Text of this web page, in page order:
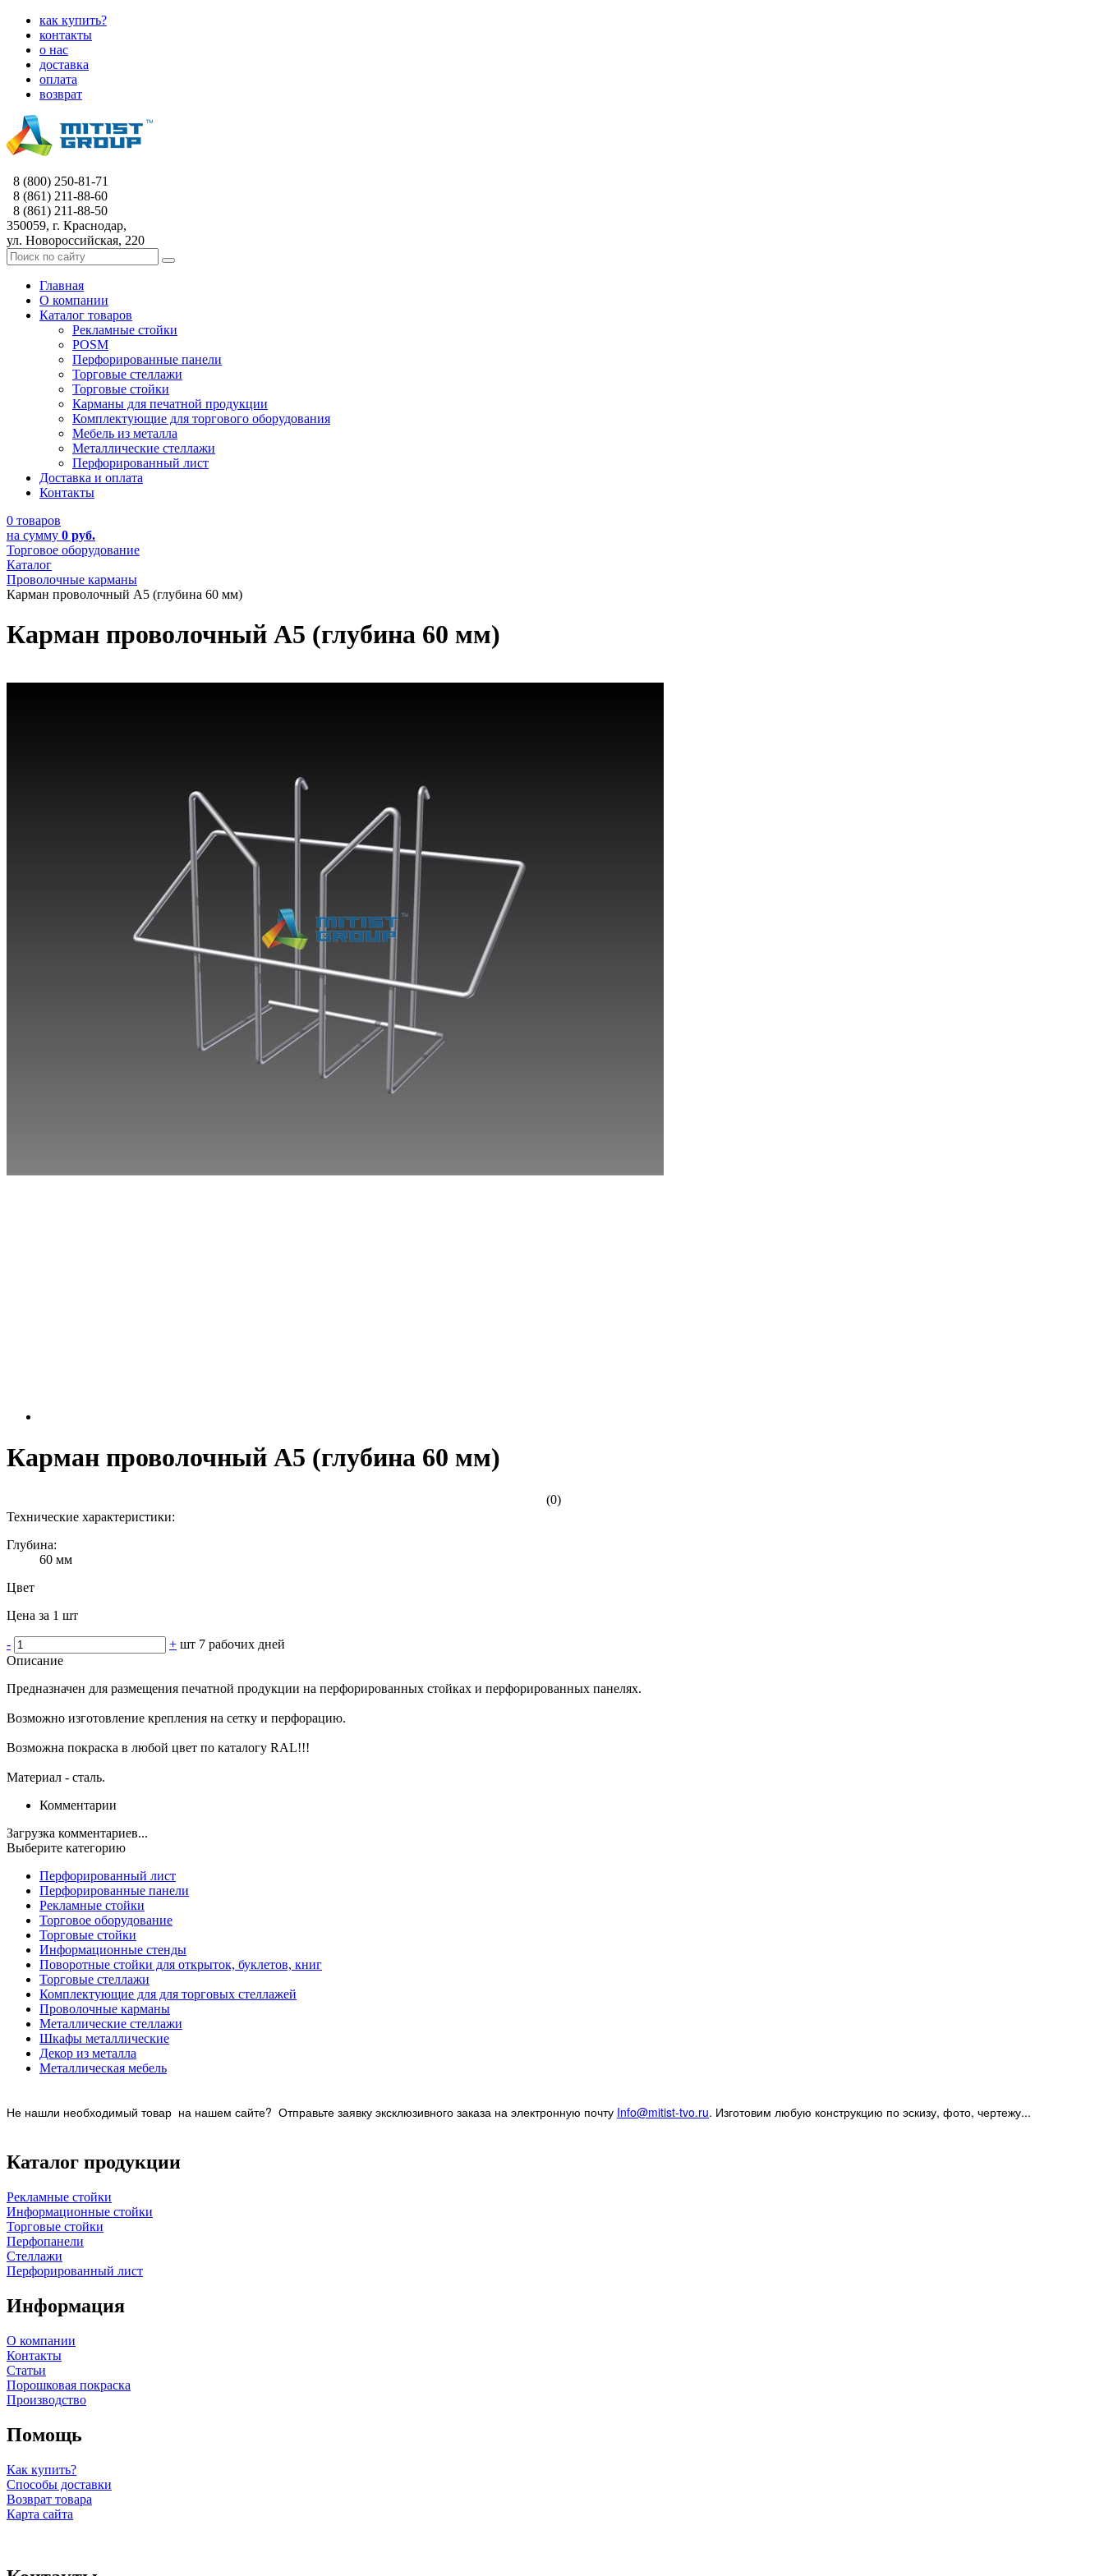
как купить?
контакты
о нас
доставка
оплата
возврат
8 (800) 250-81-71
8 (861) 211-88-60
8 (861) 211-88-50
350059, г. Краснодар,
ул. Новороссийская, 220
Главная
О компании
Каталог товаров
Рекламные стойки
POSM
Перфорированные панели
Торговые стеллажи
Торговые стойки
Карманы для печатной продукции
Комплектующие для торгового оборудования
Мебель из металла
Металлические стеллажи
Перфорированный лист
Доставка и оплата
Контакты
0 товаров
на сумму 0 руб.
Торговое оборудование
Каталог
Проволочные карманы
Карман проволочный А5 (глубина 60 мм)
Карман проволочный А5 (глубина 60 мм)
Карман проволочный А5 (глубина 60 мм)
(0)
Технические характеристики:
Глубина:
60 мм
Цвет
Цена за 1 шт
- + шт 7 рабочих дней
Описание
Предназначен для размещения печатной продукции на перфорированных стойках и перфорированных панелях.
Возможно изготовление крепления на сетку и перфорацию.
Возможна покраска в любой цвет по каталогу RAL!!!
Материал - сталь.
Комментарии
Загрузка комментариев...
Выберите категорию
Перфорированный лист
Перфорированные панели
Рекламные стойки
Торговое оборудование
Торговые стойки
Информационные стенды
Поворотные стойки для открыток, буклетов, книг
Торговые стеллажи
Комплектующие для для торговых стеллажей
Проволочные карманы
Металлические стеллажи
Шкафы металлические
Декор из металла
Металлическая мебель
Не нашли необходимый товар на нашем сайте? Отправьте заявку эксклюзивного заказа на электронную почту Info@mitist-tvo.ru. Изготовим любую конструкцию по эскизу, фото, чертежу...
Каталог продукции
Рекламные стойки
Информационные стойки
Торговые стойки
Перфопанели
Стеллажи
Перфорированный лист
Информация
О компании
Контакты
Статьи
Порошковая покраска
Производство
Помощь
Как купить?
Способы доставки
Возврат товара
Карта сайта